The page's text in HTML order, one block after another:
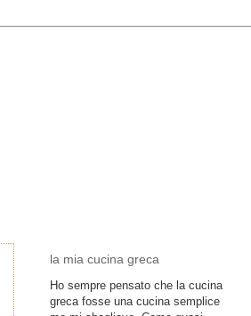
la mia cucina greca
Ho sempre pensato che la cucina
greca fosse una cucina semplice